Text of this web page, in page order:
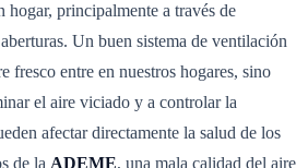
principalmente a través de
Un buen sistema de ventilación
fresco entre en nuestros hogares, sino
el aire viciado y a controlar la
afectar directamente la salud de los
de la ADEME, una mala calidad del aire